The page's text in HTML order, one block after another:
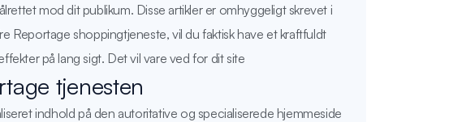
mod dit publikum. Disse artikler er omhyggeligt skrevet i
Reportage shoppingtjeneste, vil du faktisk have et kraftfuldt
på lang sigt. Det vil vare ved for dit site
tjenesten
indhold på den autoritative og specialiserede hjemmeside